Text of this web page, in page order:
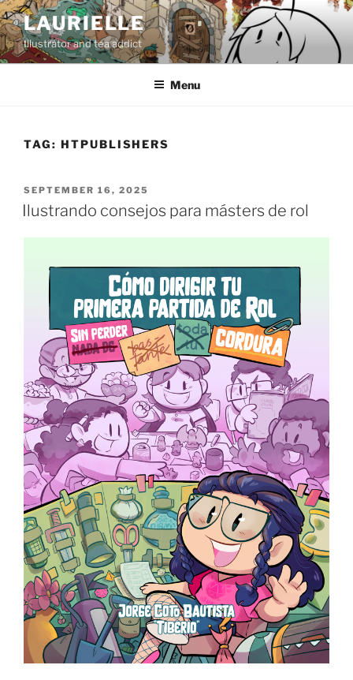
Skip
to
content
LAURIELLE
Illustrator and tea addict
Menu
TAG: HTPUBLISHERS
POSTED
ON
SEPTEMBER 16, 2025
Ilustrando consejos para másters de rol